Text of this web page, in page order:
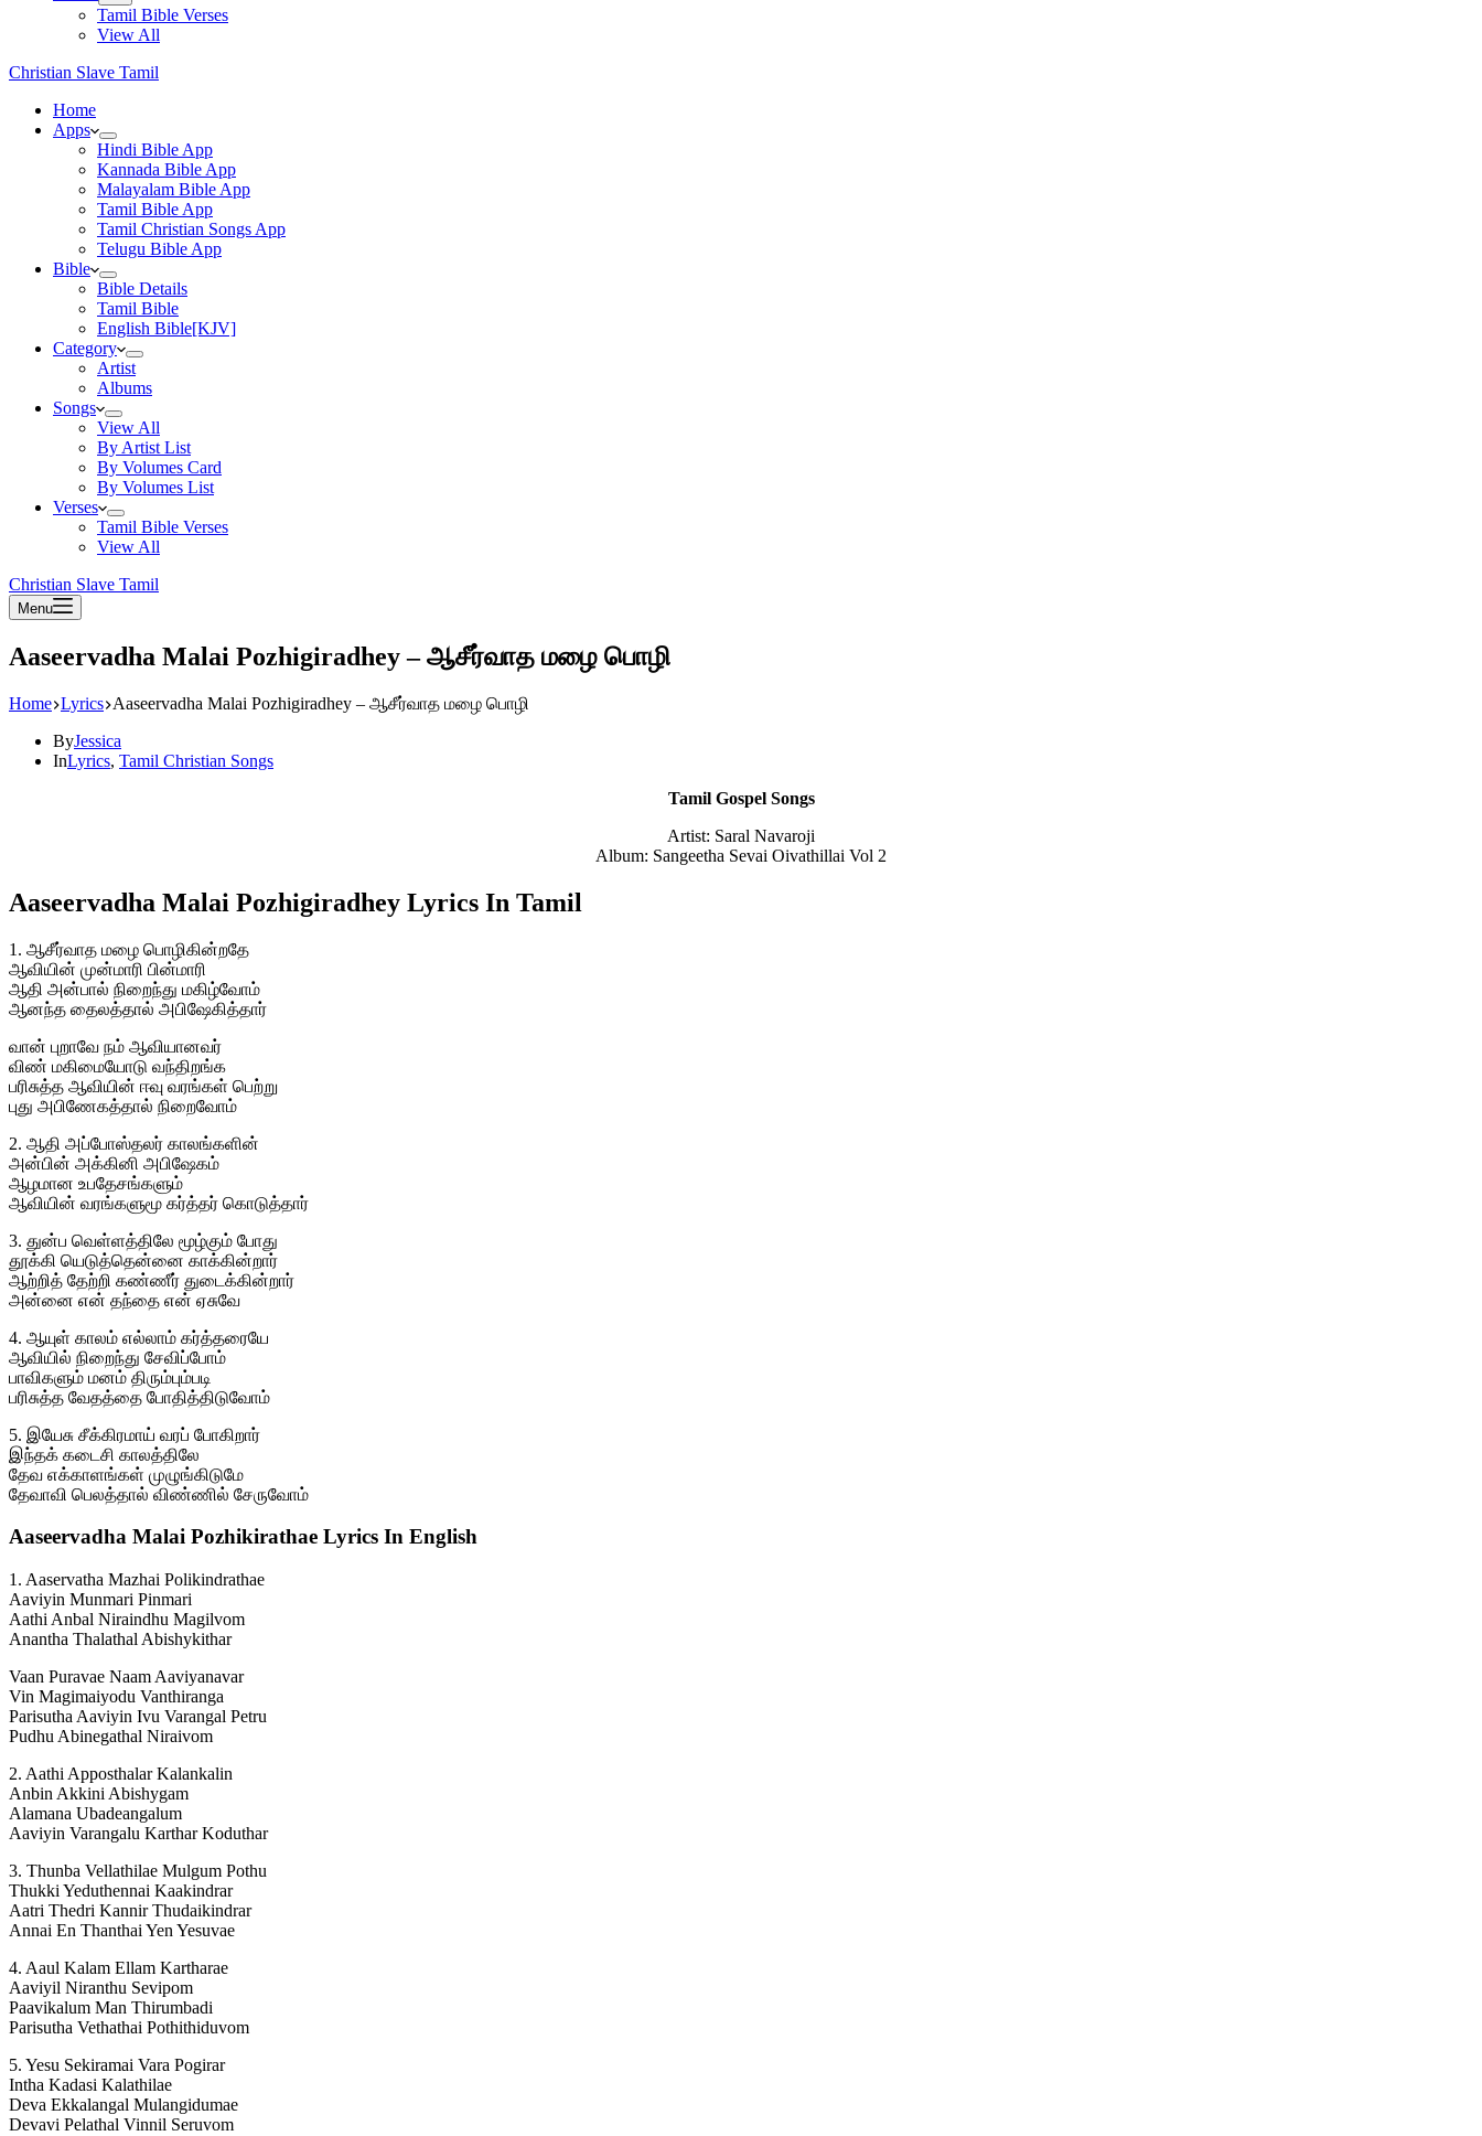
Tamil Bible Verses
View All
Christian Slave Tamil
Home
Apps
Hindi Bible App
Kannada Bible App
Malayalam Bible App
Tamil Bible App
Tamil Christian Songs App
Telugu Bible App
Bible
Bible Details
Tamil Bible
English Bible[KJV]
Category
Artist
Albums
Songs
View All
By Artist List
By Volumes Card
By Volumes List
Verses
Tamil Bible Verses
View All
Christian Slave Tamil
Menu
Aaseervadha Malai Pozhigiradhey – ஆசீர்வாத மழை பொழி
Home Lyrics Aaseervadha Malai Pozhigiradhey – ஆசீர்வாத மழை பொழி
ByJessica
InLyrics, Tamil Christian Songs
Tamil Gospel Songs
Artist: Saral Navaroji
Album: Sangeetha Sevai Oivathillai Vol 2
Aaseervadha Malai Pozhigiradhey Lyrics In Tamil
1. ஆசீர்வாத மழை பொழிகின்றதே
ஆவியின் முன்மாரி பின்மாரி
ஆதி அன்பால் நிறைந்து மகிழ்வோம்
ஆனந்த தைலத்தால் அபிஷேகித்தார்
வான் புறாவே நம் ஆவியானவர்
விண் மகிமையோடு வந்திறங்க
பரிசுத்த ஆவியின் ஈவு வரங்கள் பெற்று
புது அபிணேகத்தால் நிறைவோம்
2. ஆதி அப்போஸ்தலர் காலங்களின்
அன்பின் அக்கினி அபிஷேகம்
ஆழமான உபதேசங்களும்
ஆவியின் வரங்களுமூ கர்த்தர் கொடுத்தார்
3. துன்ப வெள்ளத்திலே மூழ்கும் போது
தூக்கி யெடுத்தென்னை காக்கின்றார்
ஆற்றித் தேற்றி கண்ணீர் துடைக்கின்றார்
அன்னை என் தந்தை என் ஏசுவே
4. ஆயுள் காலம் எல்லாம் கர்த்தரையே
ஆவியில் நிறைந்து சேவிப்போம்
பாவிகளும் மனம் திரும்பும்படி
பரிசுத்த வேதத்தை போதித்திடுவோம்
5. இயேசு சீக்கிரமாய் வரப் போகிறார்
இந்தக் கடைசி காலத்திலே
தேவ எக்காளங்கள் முழுங்கிடுமே
தேவாவி பெலத்தால் விண்ணில் சேருவோம்
Aaseervadha Malai Pozhikirathae Lyrics In English
1. Aaservatha Mazhai Polikindrathae
Aaviyin Munmari Pinmari
Aathi Anbal Niraindhu Magilvom
Anantha Thalathal Abishykithar
Vaan Puravae Naam Aaviyanavar
Vin Magimaiyodu Vanthiranga
Parisutha Aaviyin Ivu Varangal Petru
Pudhu Abinegathal Niraivom
2. Aathi Apposthalar Kalankalin
Anbin Akkini Abishygam
Alamana Ubadeangalum
Aaviyin Varangalu Karthar Koduthar
3. Thunba Vellathilae Mulgum Pothu
Thukki Yeduthennai Kaakindrar
Aatri Thedri Kannir Thudaikindrar
Annai En Thanthai Yen Yesuvae
4. Aaul Kalam Ellam Kartharae
Aaviyil Niranthu Sevipom
Paavikalum Man Thirumbadi
Parisutha Vethathai Pothithiduvom
5. Yesu Sekiramai Vara Pogirar
Intha Kadasi Kalathilae
Deva Ekkalangal Mulangidumae
Devavi Pelathal Vinnil Seruvom